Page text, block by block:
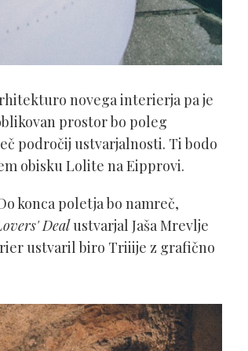
novega interierja pa je
prostor bo poleg
področij ustvarjalnosti. Ti bodo
obisku Lolite na Eipprovi.
konca poletja bo namreč,
Dealustvarjal Jaša Mrevlje
ustvaril biro Triiije z grafično